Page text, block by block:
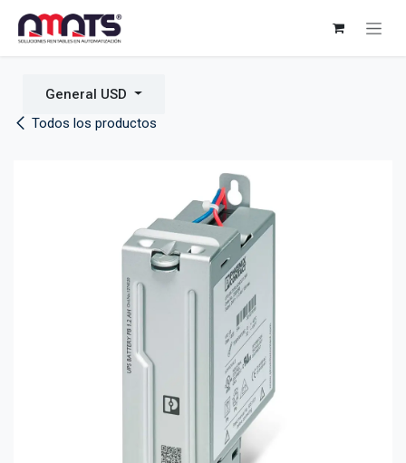
Todos los productos
General USD